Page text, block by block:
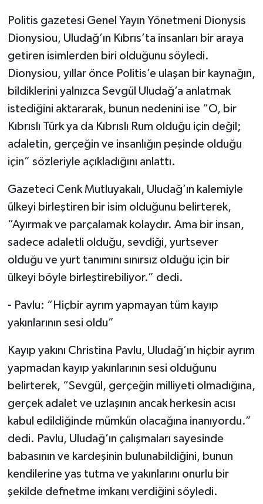
Politis gazetesi Genel Yayın Yönetmeni Dionysis
Dionysiou, Uludağ’ın Kıbrıs’ta insanları bir araya
getiren isimlerden biri olduğunu söyledi.
Dionysiou, yıllar önce Politis’e ulaşan bir kaynağın,
bildiklerini yalnızca Sevgül Uludağ’a anlatmak
istediğini aktararak, bunun nedenini ise “O, bir
Kıbrıslı Türk ya da Kıbrıslı Rum olduğu için değil;
adaletin, gerçeğin ve insanlığın peşinde olduğu
için” sözleriyle açıkladığını anlattı.
Gazeteci Cenk Mutluyakalı, Uludağ’ın kalemiyle
ülkeyi birleştiren bir isim olduğunu belirterek,
“Ayırmak ve parçalamak kolaydır. Ama bir insan,
sadece adaletli olduğu, sevdiği, yurtsever
olduğu ve yurt tanımını sınırsız olduğu için bir
ülkeyi böyle birleştirebiliyor.” dedi.
- Pavlu: “Hiçbir ayrım yapmayan tüm kayıp
yakınlarının sesi oldu”
Kayıp yakını Christina Pavlu, Uludağ’ın hiçbir ayrım
yapmadan kayıp yakınlarının sesi olduğunu
belirterek, “Sevgül, gerçeğin milliyeti olmadığına,
gerçek adalet ve uzlaşının ancak herkesin acısı
kabul edildiğinde mümkün olacağına inanıyordu.”
dedi. Pavlu, Uludağ’ın çalışmaları sayesinde
babasının ve kardeşinin bulunabildiğini, bunun
kendilerine yas tutma ve yakınlarını onurlu bir
şekilde defnetme imkanı verdiğini söyledi.